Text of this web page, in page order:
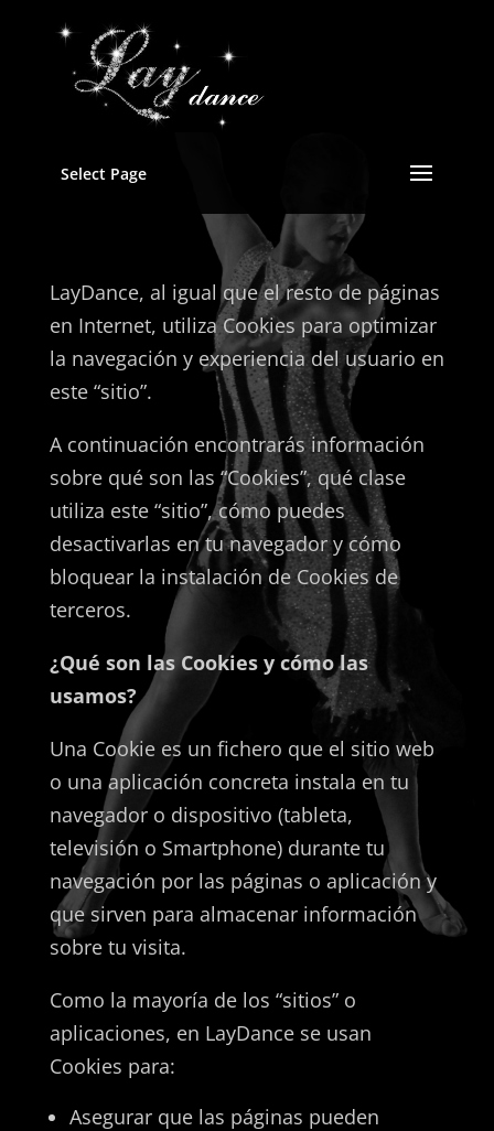
Select Page
LayDance, al igual que el resto de páginas
en Internet, utiliza Cookies para optimizar
la navegación y experiencia del usuario en
este “sitio”.
A continuación encontrarás información
sobre qué son las “Cookies”, qué clase
utiliza este “sitio”, cómo puedes
desactivarlas en tu navegador y cómo
bloquear la instalación de Cookies de
terceros.
¿Qué son las Cookies y cómo las
usamos?
Una Cookie es un fichero que el sitio web
o una aplicación concreta instala en tu
navegador o dispositivo (tableta,
televisión o Smartphone) durante tu
navegación por las páginas o aplicación y
que sirven para almacenar información
sobre tu visita.
Como la mayoría de los “sitios” o
aplicaciones, en LayDance se usan
Cookies para:
Asegurar que las páginas pueden